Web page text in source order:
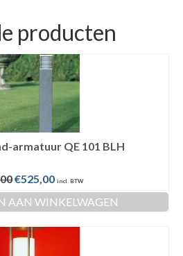
producten
armatuur QE 101 BLH
Oorspronkelijke
prijs
was:
€525,00Huidige
prijs
is:
incl. BTW
AAN WINKELWAGEN